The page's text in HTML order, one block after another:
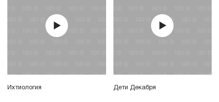
Ихтиология Дети Декабря